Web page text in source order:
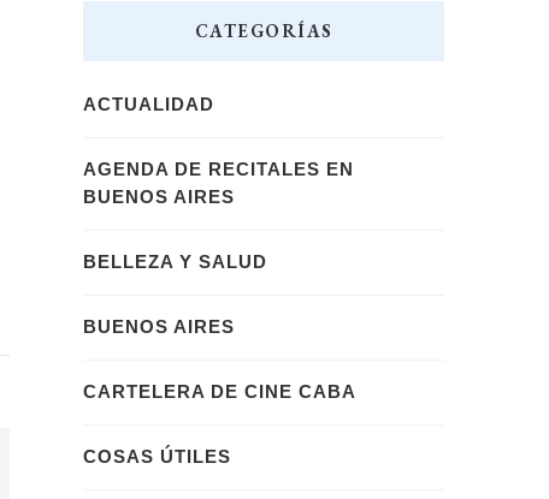
CATEGORÍAS
ACTUALIDAD
AGENDA DE RECITALES EN
BUENOS AIRES
BELLEZA Y SALUD
BUENOS AIRES
CARTELERA DE CINE CABA
COSAS ÚTILES